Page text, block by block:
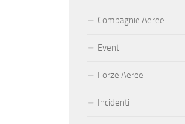
Compagnie Aeree
Eventi
Forze Aeree
Incidenti